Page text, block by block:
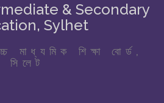
& Secondary
Sylhet
মাধ্যমিক শিক্ষা বোর্ড,
সিলেট